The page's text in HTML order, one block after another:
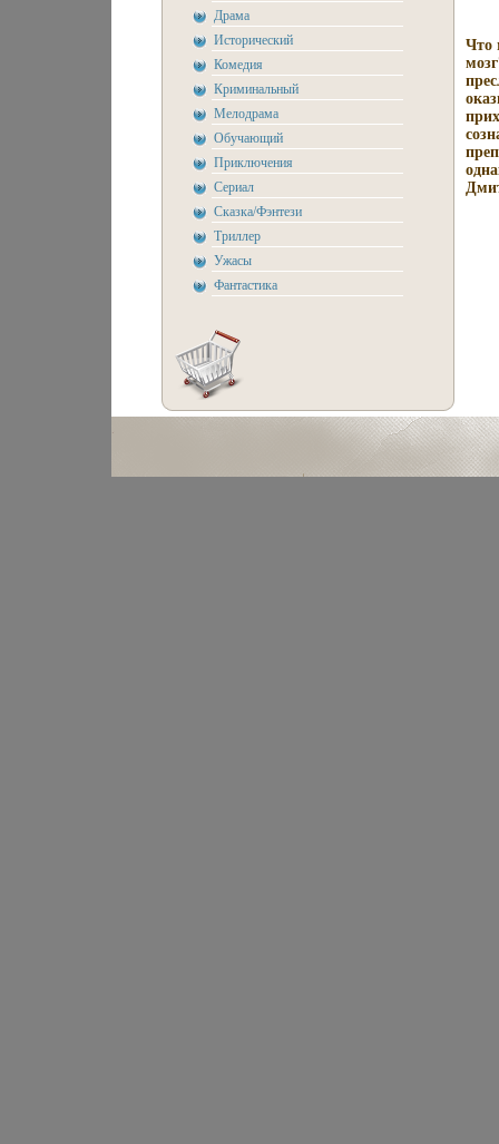
Драма
Исторический
Комедия
Криминальный
Мелодрама
Обучающий
Приключения
Сериал
Сказка/Фэнтези
Триллер
Ужасы
Фантастика
Что